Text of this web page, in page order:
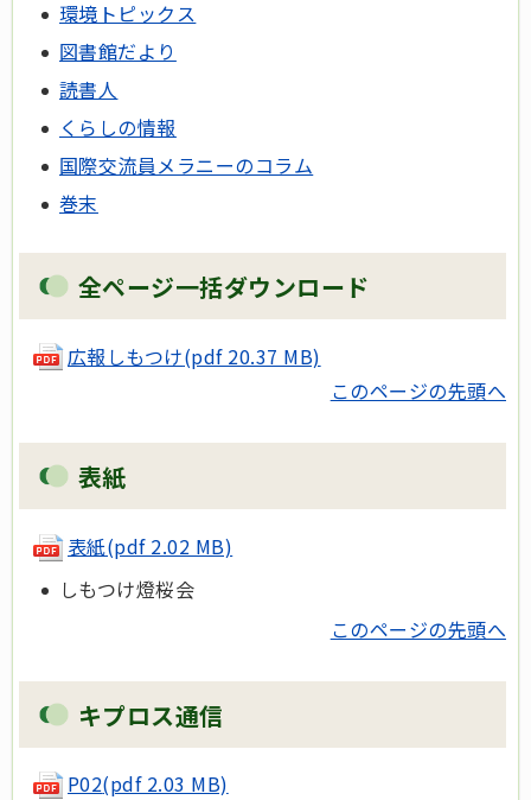
環境トピックス
図書館だより
読書人
くらしの情報
国際交流員メラニーのコラム
巻末
全ページ一括ダウンロード
広報しもつけ(pdf 20.37 MB)
このページの先頭へ
表紙
表紙(pdf 2.02 MB)
しもつけ燈桜会
このページの先頭へ
キプロス通信
P02(pdf 2.03 MB)